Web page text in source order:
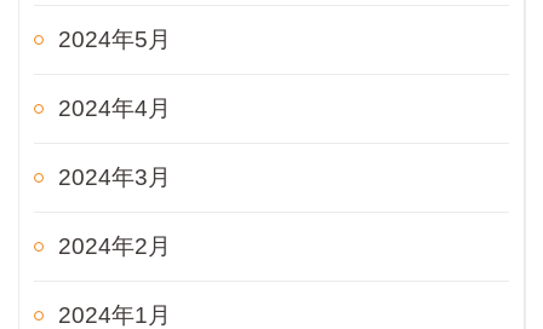
2024年5月
2024年4月
2024年3月
2024年2月
2024年1月